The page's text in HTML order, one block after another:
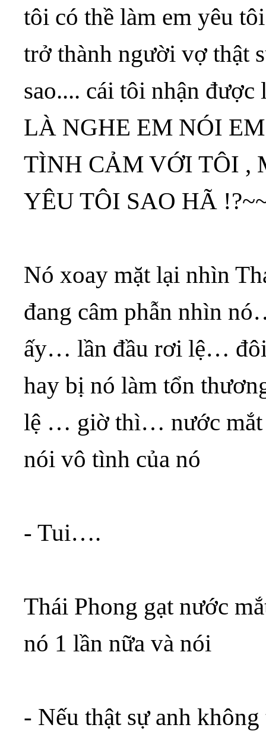
tôi có thề làm em yêu
trở thành người vợ thật
sao.... cái tôi nhận
LÀ NGHE EM NÓI
TÌNH CẢM VỚI TÔI ,
YÊU TÔI SAO HÃ
Nó xoay mặt lại nhìn
đang câm phẫn nhìn
ấy… lần đầu rơi lệ… đôi
hay bị nó làm tổn
lệ … giờ thì… nước mắt
nói vô tình của nó
- Tui….
Thái Phong gạt nước
nó 1 lần nữa và nói
- Nếu thật sự anh